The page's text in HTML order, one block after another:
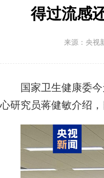
得过流感
来源：央
国家卫生健康委今
心研究员蒋健敏介绍